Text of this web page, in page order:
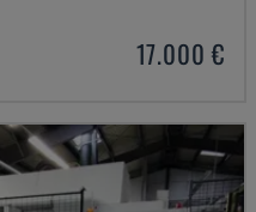
17.000 €